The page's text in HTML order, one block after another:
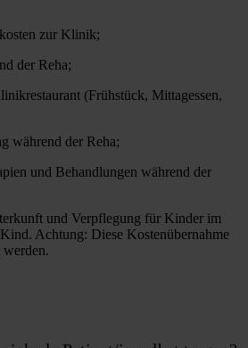
zur Klinik;
der Reha;
(Frühstück, Mittagessen,
während der Reha;
und Behandlungen während der
und Verpflegung für Kinder im
Achtung: Diese Kostenübernahme
werden.